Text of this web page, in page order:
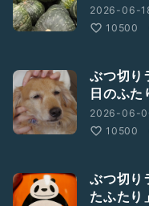
2026-06-
10500
ぶつ切
日のふた
2026-06-
10500
ぶつ切
たふたり」